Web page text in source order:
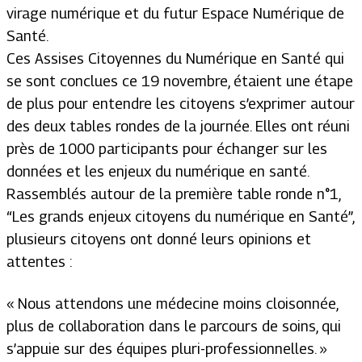
virage numérique et du futur Espace Numérique de
Santé.
Ces Assises Citoyennes du Numérique en Santé qui
se sont conclues ce 19 novembre, étaient une étape
de plus pour entendre les citoyens s’exprimer autour
des deux tables rondes de la journée. Elles ont réuni
près de 1000 participants pour échanger sur les
données et les enjeux du numérique en santé.
Rassemblés autour de la première table ronde n°1,
“Les grands enjeux citoyens du numérique en Santé”,
plusieurs citoyens ont donné leurs opinions et
attentes :
« Nous attendons une médecine moins cloisonnée,
plus de collaboration dans le parcours de soins, qui
s’appuie sur des équipes pluri-professionnelles. »